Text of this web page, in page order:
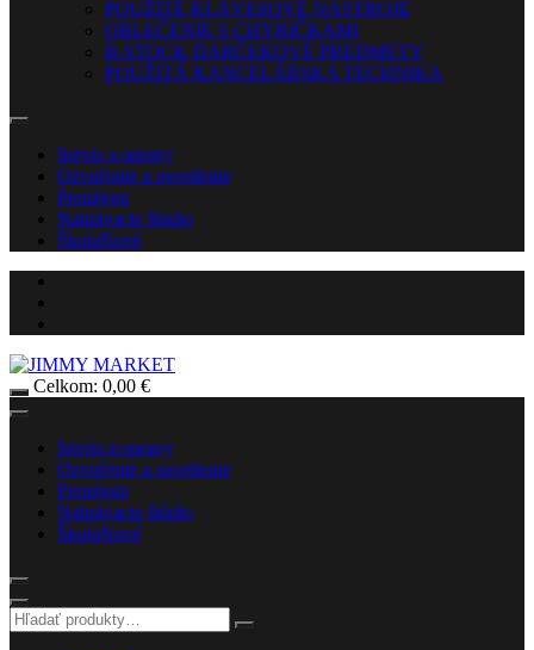
POUŽITÉ KLÁVESOVÉ NÁSTROJE
OBLEČENIE S CHYBIČKAMI
B-STOCK DARČEKOVÉ PREDMETY
POUŽITÁ KANCELÁRSKA TECHNIKA
Servis a opravy
Ozvučenie a osvetlenie
Prenájom
Nahrávacie štúdio
ŠkolaNové
Celkom: 0,00 €
Servis a opravy
Ozvučenie a osvetlenie
Prenájom
Nahrávacie štúdio
ŠkolaNové